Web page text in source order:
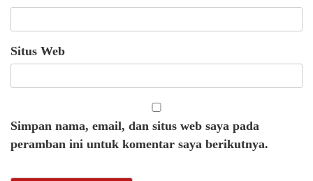
Situs Web
Simpan nama, email, dan situs web saya pada
peramban ini untuk komentar saya berikutnya.